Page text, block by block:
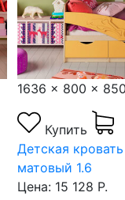
1636 x 800 x
Купить
Детская
матовый 1.6
Цена: 15 128 Р.